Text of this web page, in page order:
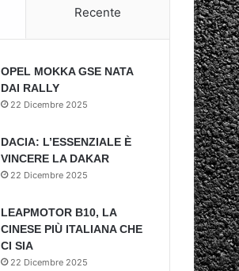
Recente
OPEL MOKKA GSE NATA
DAI RALLY
22 Dicembre 2025
DACIA: L’ESSENZIALE È
VINCERE LA DAKAR
22 Dicembre 2025
LEAPMOTOR B10, LA
CINESE PIÙ ITALIANA CHE
CI SIA
22 Dicembre 2025